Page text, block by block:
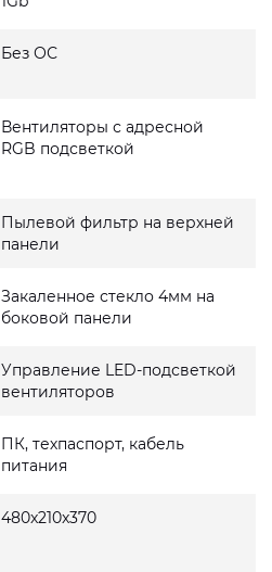
Без ОС
Вентиляторы с адресной
RGB подсветкой
Пылевой фильтр на верхней
панели
Закаленное стекло 4мм на
боковой панели
Управление LED-подсветкой
вентиляторов
ПК, техпаспорт, кабель
питания
480x210x370